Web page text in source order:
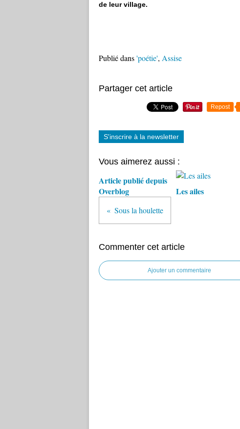
de leur village.
Publié dans'poétie', Assise
Partager cet article
Repost
S'inscrire à la newsletter
Vous aimerez aussi :
Article publié depuis
Overblog
Les ailes
Sous la houlette
Commenter cet article
Ajouter un commentaire